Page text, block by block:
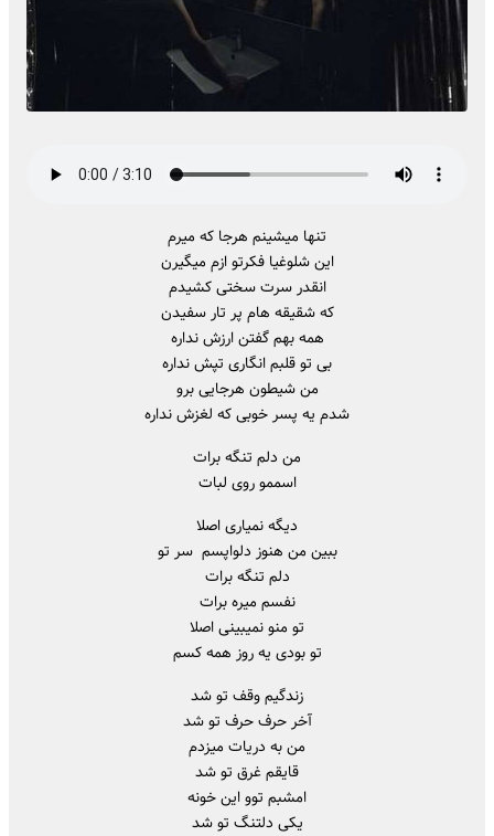
تنها میشینم هرجا که میرم
این شلوغیا فکرتو ازم میگیرن
انقدر سرت سختی کشیدم
که شقیقه هام پر تار سفیدن
همه بهم گفتن ارزش نداره
بی تو قلبم انگاری تپش نداره
من شیطون هرجایی برو
شدم یه پسر خوبی که لغزش نداره
من دلم تنگه برات
اسممو روی لبات
دیگه نمیاری اصلا
ببین من هنوز دلواپسم سر تو
دلم تنگه برات
نفسم میره برات
تو منو نمیبینی اصلا
تو بودی یه روز همه کسم
زندگیم وقف تو شد
آخر حرف حرف تو شد
من به دریات میزدم
قایقم غرق تو شد
امشبم توو این خونه
یکی دلتنگ تو شد